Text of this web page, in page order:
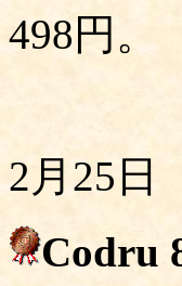
498円。
2月25日
Codru